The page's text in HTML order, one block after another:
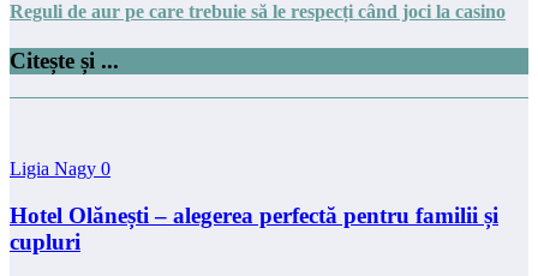
Reguli de aur pe care trebuie să le respecți când joci la casino
Citește și ...
Ligia Nagy 0
Hotel Olănești – alegerea perfectă pentru familii și
cupluri